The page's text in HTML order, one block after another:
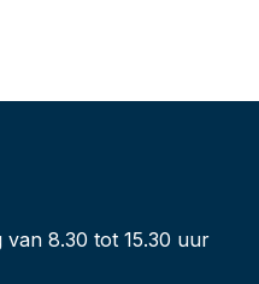
van 8.30 tot 15.30 uur